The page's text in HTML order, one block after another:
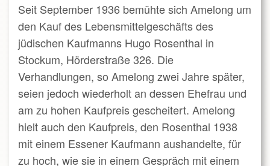
Seit September 1936 bemühte sich Amelong um
den Kauf des Lebensmittelgeschäfts des
jüdischen Kaufmanns Hugo Rosenthal in
Stockum, Hörderstraße 326. Die
Verhandlungen, so Amelong zwei Jahre später,
seien jedoch wiederholt an dessen Ehefrau und
am zu hohen Kaufpreis gescheitert. Amelong
hielt auch den Kaufpreis, den Rosenthal 1938
mit einem Essener Kaufmann aushandelte, für
zu hoch, wie sie in einem Gespräch mit einem